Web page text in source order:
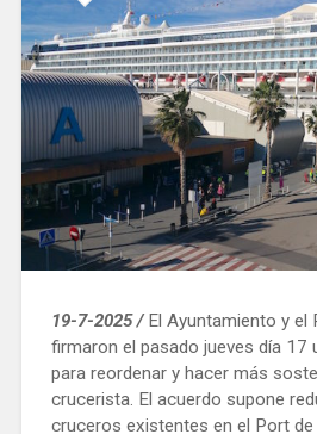
19-7-2025 /El Ayuntamiento y el
firmaron el pasado jueves día 17
para reordenar y hacer más
crucerista. El acuerdo supone
cruceros existentes en el Port de